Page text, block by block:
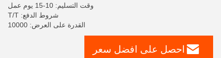
وقت التسليم: 10-15 يوم عمل
شروط الدفع: T/T
القدرة على العرض: 10000
احصل على افضل سعر